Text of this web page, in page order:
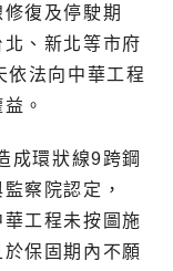
復及停駛期
、新北等市府
依法向中華工程
。
成環狀線9跨鋼
察院認定，
華工程未按圖施
保固期內不願